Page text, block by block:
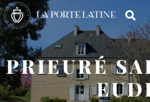
PRIEURÉ